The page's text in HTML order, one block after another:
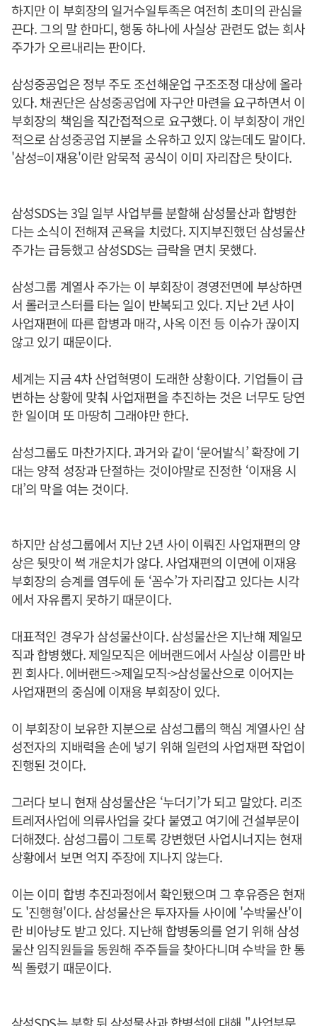
하지만 이 부회장의 일거수일투족은 여전히 초미의 관심을
끈다. 그의 말 한마디, 행동 하나에 사실상 관련도 없는 회사
주가가 오르내리는 판이다.
삼성중공업은 정부 주도 조선해운업 구조조정 대상에 올라
있다. 채권단은 삼성중공업에 자구안 마련을 요구하면서 이
부회장의 책임을 직간접적으로 요구했다. 이 부회장이 개인
적으로 삼성중공업 지분을 소유하고 있지 않는데도 말이다.
'삼성=이재용'이란 암묵적 공식이 이미 자리잡은 탓이다.
삼성SDS는 3일 일부 사업부를 분할해 삼성물산과 합병한
다는 소식이 전해져 곤욕을 치렀다. 지지부진했던 삼성물산
주가는 급등했고 삼성SDS는 급락을 면치 못했다.
삼성그룹 계열사 주가는 이 부회장이 경영전면에 부상하면
서 롤러코스터를 타는 일이 반복되고 있다. 지난 2년 사이
사업재편에 따른 합병과 매각, 사옥 이전 등 이슈가 끊이지
않고 있기 때문이다.
세계는 지금 4차 산업혁명이 도래한 상황이다. 기업들이 급
변하는 상황에 맞춰 사업재편을 추진하는 것은 너무도 당연
한 일이며 또 마땅히 그래야만 한다.
삼성그룹도 마찬가지다. 과거와 같이 ‘문어발식’ 확장에 기
대는 양적 성장과 단절하는 것이야말로 진정한 ‘이재용 시
대’의 막을 여는 것이다.
하지만 삼성그룹에서 지난 2년 사이 이뤄진 사업재편의 양
상은 뒷맛이 썩 개운치가 않다. 사업재편의 이면에 이재용
부회장의 승계를 염두에 둔 ‘꼼수’가 자리잡고 있다는 시각
에서 자유롭지 못하기 때문이다.
대표적인 경우가 삼성물산이다. 삼성물산은 지난해 제일모
직과 합병했다. 제일모직은 에버랜드에서 사실상 이름만 바
뀐 회사다. 에버랜드->제일모직->삼성물산으로 이어지는
사업재편의 중심에 이재용 부회장이 있다.
이 부회장이 보유한 지분으로 삼성그룹의 핵심 계열사인 삼
성전자의 지배력을 손에 넣기 위해 일련의 사업재편 작업이
진행된 것이다.
그러다 보니 현재 삼성물산은 ‘누더기’가 되고 말았다. 리조
트레저사업에 의류사업을 갖다 붙였고 여기에 건설부문이
더해졌다. 삼성그룹이 그토록 강변했던 사업시너지는 현재
상황에서 보면 억지 주장에 지나지 않는다.
이는 이미 합병 추진과정에서 확인됐으며 그 후유증은 현재
도 '진행형'이다. 삼성물산은 투자자들 사이에 '수박물산'이
란 비아냥도 받고 있다. 지난해 합병동의를 얻기 위해 삼성
물산 임직원들을 동원해 주주들을 찾아다니며 수박을 한 통
씩 돌렸기 때문이다.